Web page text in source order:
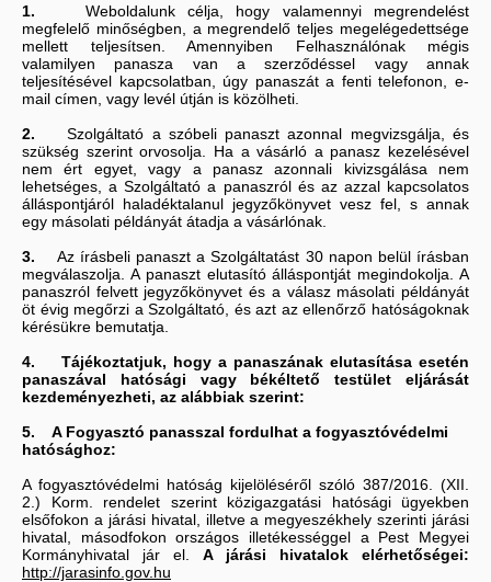
1. Weboldalunk célja, hogy valamennyi megrendelést
megfelelő minőségben, a megrendelő teljes megelégedettsége
mellett teljesítsen. Amennyiben Felhasználónak mégis
valamilyen panasza van a szerződéssel vagy annak
teljesítésével kapcsolatban, úgy panaszát a fenti telefonon, e-
mail címen, vagy levél útján is közölheti.
2. Szolgáltató a szóbeli panaszt azonnal megvizsgálja, és
szükség szerint orvosolja. Ha a vásárló a panasz kezelésével
nem ért egyet, vagy a panasz azonnali kivizsgálása nem
lehetséges, a Szolgáltató a panaszról és az azzal kapcsolatos
álláspontjáról haladéktalanul jegyzőkönyvet vesz fel, s annak
egy másolati példányát átadja a vásárlónak.
3. Az írásbeli panaszt a Szolgáltatást 30 napon belül írásban
megválaszolja. A panaszt elutasító álláspontját megindokolja. A
panaszról felvett jegyzőkönyvet és a válasz másolati példányát
öt évig megőrzi a Szolgáltató, és azt az ellenőrző hatóságoknak
kérésükre bemutatja.
4. Tájékoztatjuk, hogy a panaszának elutasítása esetén
panaszával hatósági vagy békéltető testület eljárását
kezdeményezheti, az alábbiak szerint:
5. A Fogyasztó panasszal fordulhat a fogyasztóvédelmi
hatósághoz:
A fogyasztóvédelmi hatóság kijelöléséről szóló 387/2016. (XII.
2.) Korm. rendelet szerint közigazgatási hatósági ügyekben
elsőfokon a járási hivatal, illetve a megyeszékhely szerinti járási
hivatal, másodfokon országos illetékességgel a Pest Megyei
Kormányhivatal jár el. A járási hivatalok elérhetőségei:
http://jarasinfo.gov.hu